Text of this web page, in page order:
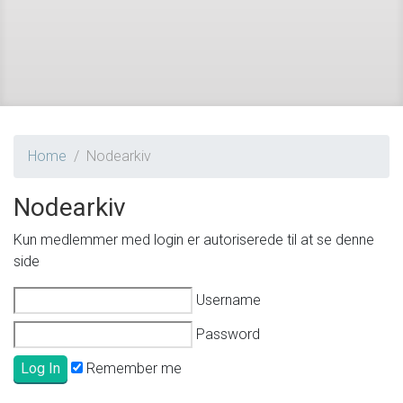
Home Nodearkiv
Nodearkiv
Kun medlemmer med login er autoriserede til at se denne
side
Username
Password
Remember me